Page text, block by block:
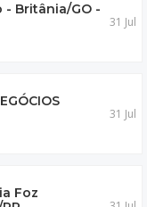
- Britânia/GO -
31 Jul
31 Jul
Foz